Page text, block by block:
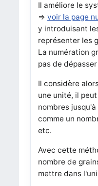
Il améliore le
⇒ voir la page
y introduisant
représenter les
La numération
pas de dépasser
Il considère
une unité, il
nombres jusqu'à
comme un
etc.
Avec cette
nombre de
mettre dans